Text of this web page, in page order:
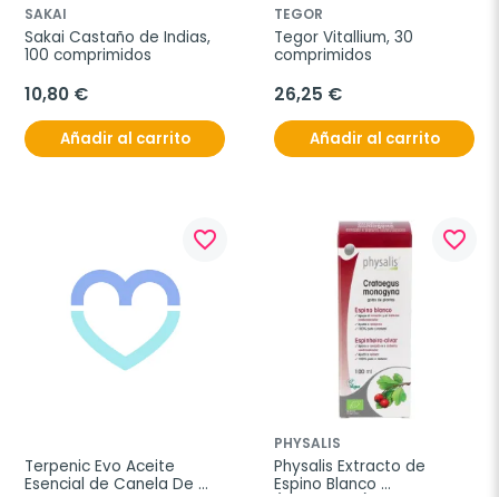
SAKAI
Sakai Castaño de Indias,
100 comprimidos
10,80 €
Añadir al carrito
TEGOR
Tegor Vitallium, 30
comprimidos
26,25 €
Añadir al carrito
favorite_border
Terpenic Evo Aceite
Esencial de Canela De
favorite_border
PHYSALIS
Physalis Extracto de
Espino Blanco